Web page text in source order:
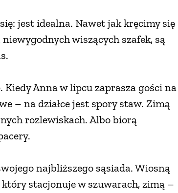
jest idealna. Nawet jak kręcimy się
wiszących szafek, są
Anna w lipcu zaprasza gości na
– na działce jest spory staw. Zimą
rozlewiskach. Albo biorą
najbliższego sąsiada. Wiosną
który stacjonuje w szuwarach, zimą –